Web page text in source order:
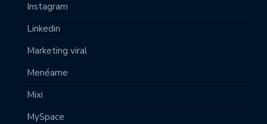
Instagram
Linkedin
Marketing viral
Menéame
Mixi
MySpace